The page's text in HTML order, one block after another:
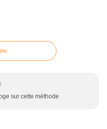
sur cette méthode